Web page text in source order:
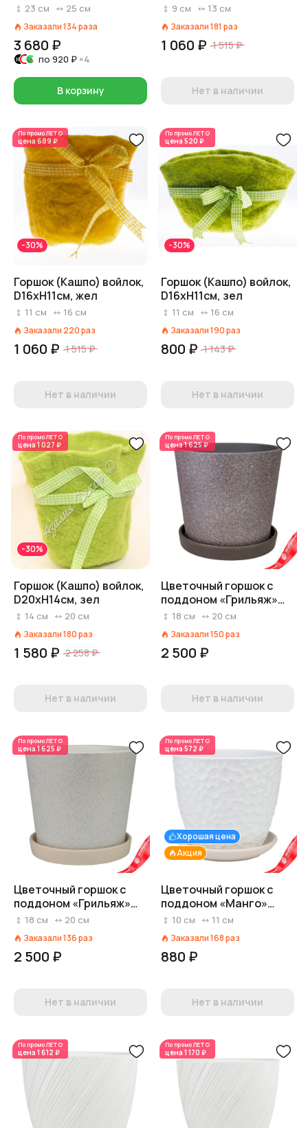
(бетон), D25xH23,5см,
23 см 25 см
Заказали134раза
3 680 ₽
по 920 ₽ ×4
В корзину
9 см 13 см
Заказали181 раз
1 060 ₽ 1 515 ₽
Нет в наличии
По промоЛЕТО
цена 689 ₽
-30%
Горшок (Кашпо) войлок,
D16xH11см, жел
11 см 16 см
Заказали 220раз
1 060 ₽ 1 515 ₽
Нет в наличии
По промоЛЕТО
цена 520 ₽
-30%
Горшок (Кашпо) войлок,
D16xH11см, зел
11 см 16 см
Заказали190раз
800 ₽ 1 143 ₽
Нет в наличии
По промоЛЕТО
цена1 027 ₽
-30%
Горшок (Кашпо) войлок,
D20xH14см, зел
14 см 20 см
Заказали180раз
1 580 ₽ 2 258 ₽
Нет в наличии
По промоЛЕТО
цена1 625 ₽
Цветочный горшок с
поддоном «Грильяж»
(бетон), D20,5xH18см,
18 см 20 см
Заказали150раз
2 500 ₽
Нет в наличии
По промоЛЕТО
цена 1 625 ₽
Цветочный горшок с
поддоном «Грильяж»
(бетон), D20,5xH18см,
18 см 20 см
Заказали136раз
2 500 ₽
Нет в наличии
По промоЛЕТО
цена 572 ₽
Акция
Хорошая цена
Цветочный горшок с
поддоном «Манго»
(бетон), D11,5xH10см,
10 см 11 см
Заказали168раз
880 ₽
Нет в наличии
По промоЛЕТО
цена 1 612 ₽
По промоЛЕТО
цена 1 170 ₽